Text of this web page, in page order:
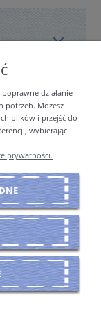
działanie
potrzeb. Możesz
plików i przejść do
wybierając
prywatności.